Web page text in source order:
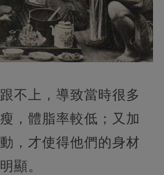
不上，導致當時很多
，體脂率較低；又加
，才使得他們的身材
顯。